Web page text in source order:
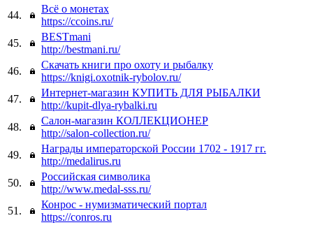
44.
Всё о монетах
https://ccoins.ru/
45.
BESTmani
http://bestmani.ru/
46.
Скачать книги про охоту и рыбалку
https://knigi.oxotnik-rybolov.ru/
47.
Интернет-магазин КУПИТЬ ДЛЯ РЫБАЛКИ
http://kupit-dlya-rybalki.ru
48.
Салон-магазин КОЛЛЕКЦИОНЕР
http://salon-collection.ru/
49.
Награды императорской России 1702 - 1917 гг.
http://medalirus.ru
50.
Российская символика
http://www.medal-sss.ru/
51.
Конрос - нумизматический портал
https://conros.ru